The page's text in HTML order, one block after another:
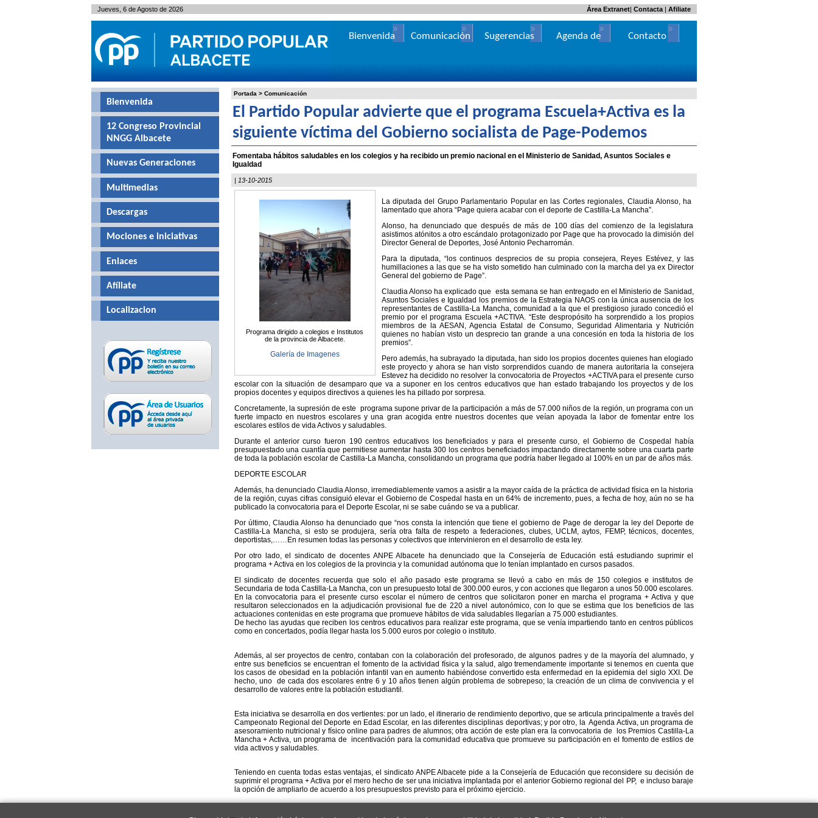
Portada > Comunicación
El Partido Popular advierte que el programa Escuela+Activa es la
siguiente víctima del Gobierno socialista de Page-Podemos
Fomentaba hábitos saludables en los colegios y ha recibido un premio nacional en el Ministerio de Sanidad, Asuntos Sociales e
Igualdad
| 13-10-2015
Programa dirigido a colegios e Institutos
de la provincia de Albacete.
Galería de Imagenes
La diputada del Grupo Parlamentario Popular en las Cortes regionales, Claudia Alonso, ha
lamentado que ahora “Page quiera acabar con el deporte de Castilla-La Mancha”.
Alonso, ha denunciado que después de más de 100 días del comienzo de la legislatura
asistimos atónitos a otro escándalo protagonizado por Page que ha provocado la dimisión del
Director General de Deportes, José Antonio Pecharromán.
Para la diputada, “los continuos desprecios de su propia consejera, Reyes Estévez, y las
humillaciones a las que se ha visto sometido han culminado con la marcha del ya ex Director
General del gobierno de Page”.
Claudia Alonso ha explicado que esta semana se han entregado en el Ministerio de Sanidad,
Asuntos Sociales e Igualdad los premios de la Estrategia NAOS con la única ausencia de los
representantes de Castilla-La Mancha, comunidad a la que el prestigioso jurado concedió el
premio por el programa Escuela +ACTIVA. “Este despropósito ha sorprendido a los propios
miembros de la AESAN, Agencia Estatal de Consumo, Seguridad Alimentaria y Nutrición
quienes no habían visto un desprecio tan grande a una concesión en toda la historia de los
premios”.
Pero además, ha subrayado la diputada, han sido los propios docentes quienes han elogiado
este proyecto y ahora se han visto sorprendidos cuando de manera autoritaria la consejera
Estevez ha decidido no resolver la convocatoria de Proyectos +ACTIVA para el presente curso
escolar con la situación de desamparo que va a suponer en los centros educativos que han estado trabajando los proyectos y de los
propios docentes y equipos directivos a quienes les ha pillado por sorpresa.
Concretamente, la supresión de este programa supone privar de la participación a más de 57.000 niños de la región, un programa con un
fuerte impacto en nuestros escolares y una gran acogida entre nuestros docentes que veían apoyada la labor de fomentar entre los
escolares estilos de vida Activos y saludables.
Durante el anterior curso fueron 190 centros educativos los beneficiados y para el presente curso, el Gobierno de Cospedal había
presupuestado una cuantía que permitiese aumentar hasta 300 los centros beneficiados impactando directamente sobre una cuarta parte
de toda la población escolar de Castilla-La Mancha, consolidando un programa que podría haber llegado al 100% en un par de años más.
DEPORTE ESCOLAR
Además, ha denunciado Claudia Alonso, irremediablemente vamos a asistir a la mayor caída de la práctica de actividad física en la historia
de la región, cuyas cifras consiguió elevar el Gobierno de Cospedal hasta en un 64% de incremento, pues, a fecha de hoy, aún no se ha
publicado la convocatoria para el Deporte Escolar, ni se sabe cuándo se va a publicar.
Por último, Claudia Alonso ha denunciado que “nos consta la intención que tiene el gobierno de Page de derogar la ley del Deporte de
Castilla-La Mancha, si esto se produjera, sería otra falta de respeto a federaciones, clubes, UCLM, aytos, FEMP, técnicos, docentes,
deportistas,……En resumen todas las personas y colectivos que intervinieron en el desarrollo de esta ley.
Por otro lado, el sindicato de docentes ANPE Albacete ha denunciado que la Consejería de Educación está estudiando suprimir el
programa + Activa en los colegios de la provincia y la comunidad autónoma que lo tenían implantado en cursos pasados.
El sindicato de docentes recuerda que solo el año pasado este programa se llevó a cabo en más de 150 colegios e institutos de
Secundaria de toda Castilla-La Mancha, con un presupuesto total de 300.000 euros, y con acciones que llegaron a unos 50.000 escolares.
En la convocatoria para el presente curso escolar el número de centros que solicitaron poner en marcha el programa + Activa y que
resultaron seleccionados en la adjudicación provisional fue de 220 a nivel autonómico, con lo que se estima que los beneficios de las
actuaciones contenidas en este programa que promueve hábitos de vida saludables llegarían a 75.000 estudiantes.
De hecho las ayudas que reciben los centros educativos para realizar este programa, que se venía impartiendo tanto en centros públicos
como en concertados, podía llegar hasta los 5.000 euros por colegio o instituto.
Además, al ser proyectos de centro, contaban con la colaboración del profesorado, de algunos padres y de la mayoría del alumnado, y
entre sus beneficios se encuentran el fomento de la actividad física y la salud, algo tremendamente importante si tenemos en cuenta que
los casos de obesidad en la población infantil van en aumento habiéndose convertido esta enfermedad en la epidemia del siglo XXI. De
hecho, uno de cada dos escolares entre 6 y 10 años tienen algún problema de sobrepeso; la creación de un clima de convivencia y el
desarrollo de valores entre la población estudiantil.
Esta iniciativa se desarrolla en dos vertientes: por un lado, el itinerario de rendimiento deportivo, que se articula principalmente a través del
Campeonato Regional del Deporte en Edad Escolar, en las diferentes disciplinas deportivas; y por otro, la Agenda Activa, un programa de
asesoramiento nutricional y físico online para padres de alumnos; otra acción de este plan era la convocatoria de los Premios Castilla-La
Mancha + Activa, un programa de incentivación para la comunidad educativa que promueve su participación en el fomento de estilos de
vida activos y saludables.
Teniendo en cuenta todas estas ventajas, el sindicato ANPE Albacete pide a la Consejería de Educación que reconsidere su decisión de
suprimir el programa + Activa por el mero hecho de ser una iniciativa implantada por el anterior Gobierno regional del PP, e incluso baraje
la opción de ampliarlo de acuerdo a los presupuestos previsto para el próximo ejercicio.
Bienvenida
12 Congreso Provincial
NNGG Albacete
Nuevas Generaciones
Multimedias
Descargas
Mociones e iniciativas
Enlaces
Afíliate
Localizacion
Jueves, 6 de Agosto de 2026 | Contacta| Afiliate
Área Extranet
Bienvenida Comunicación Sugerencias
Agenda de
Contacto